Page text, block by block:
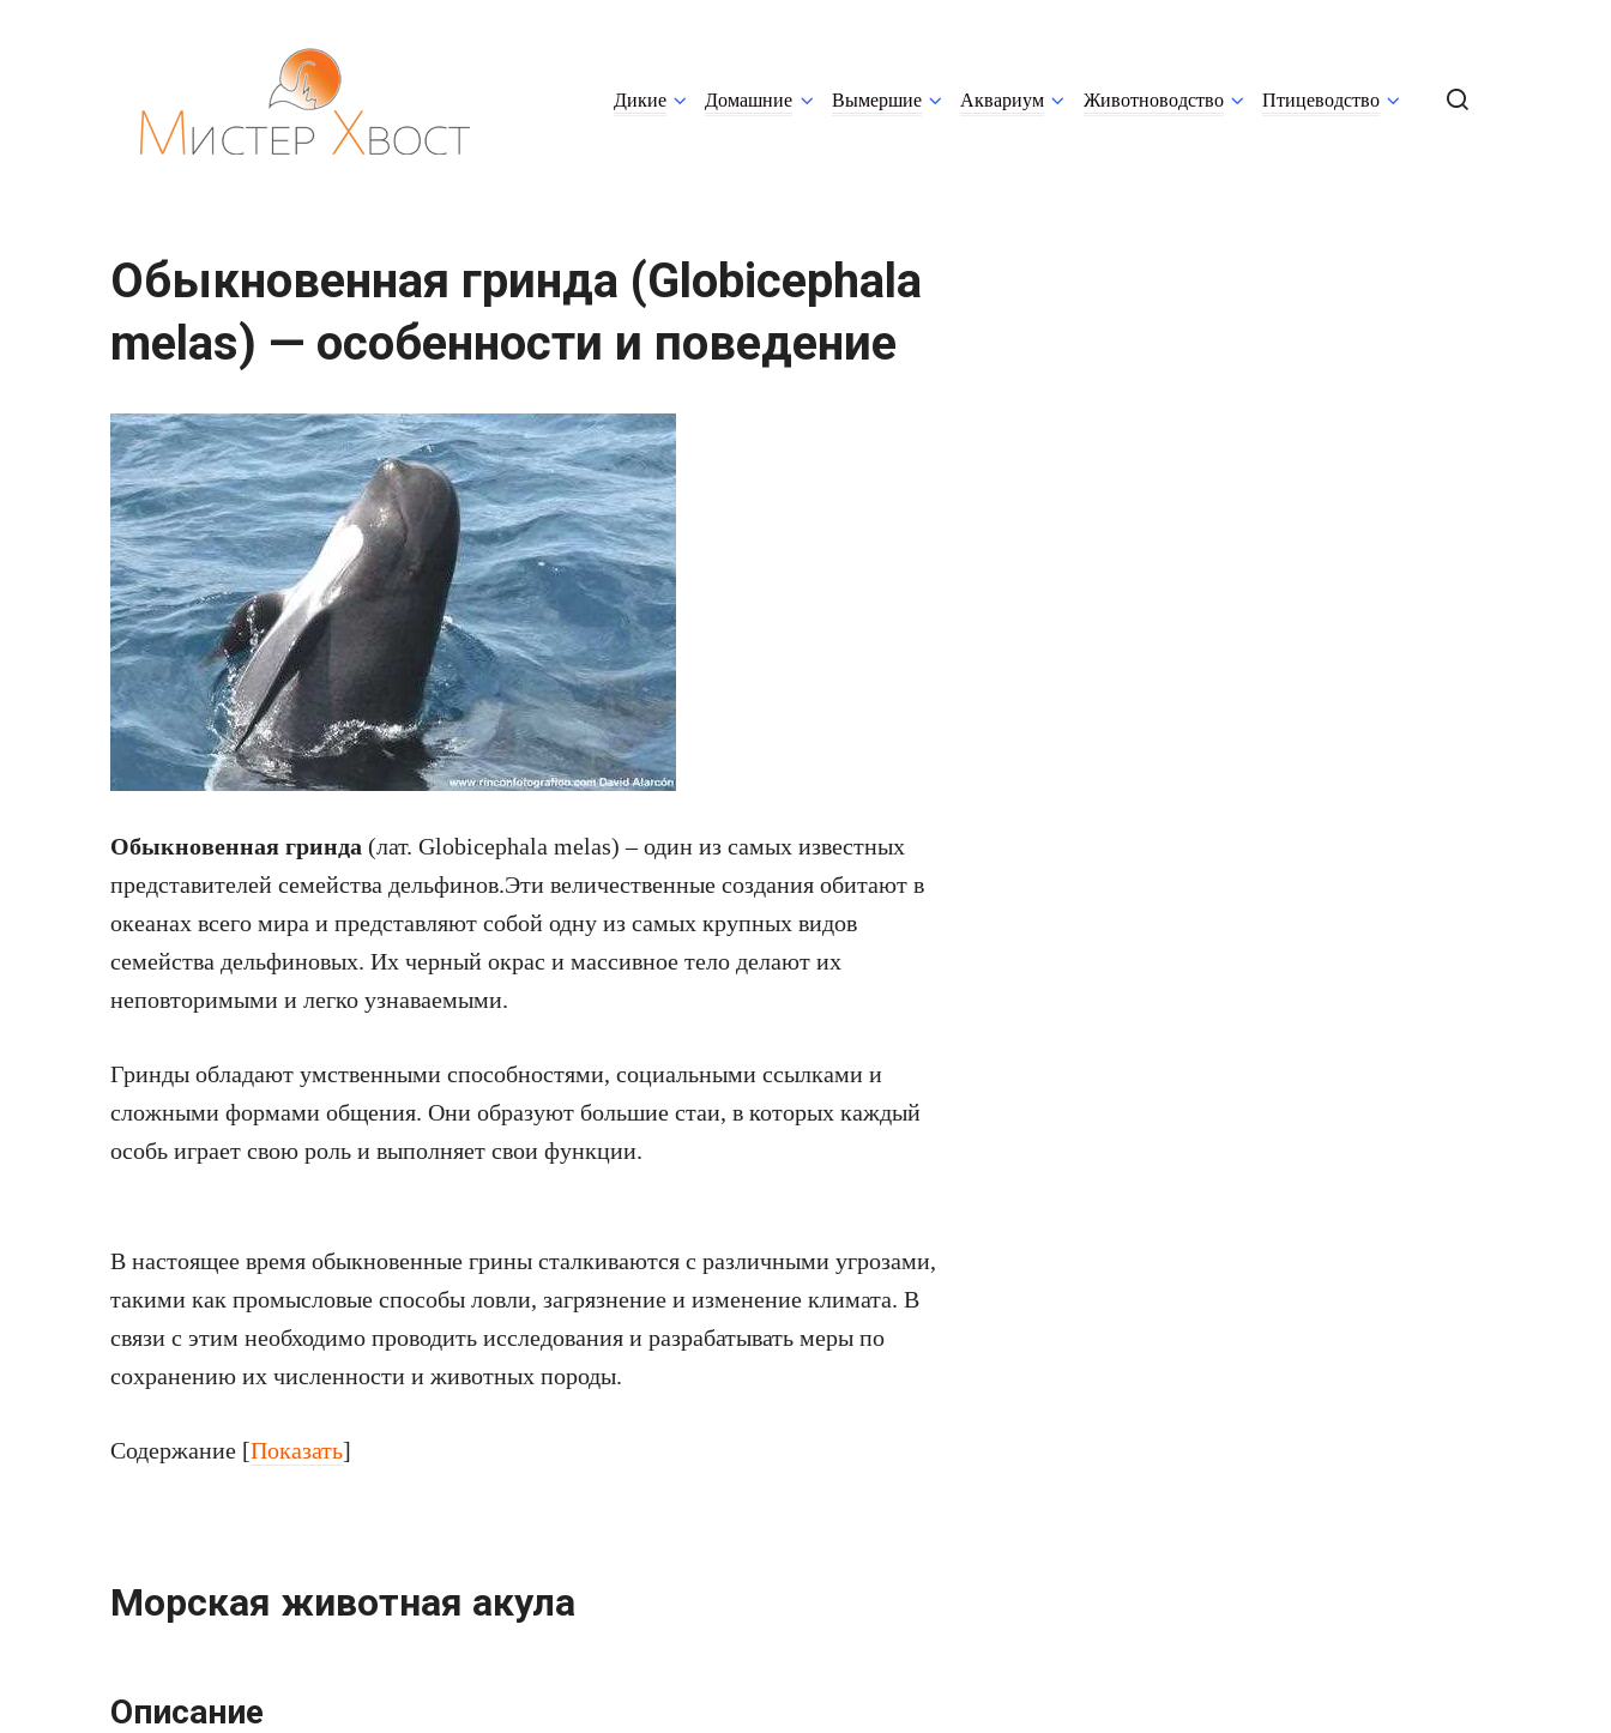
Дикие Домашние Вымершие Аквариум Животноводство Птицеводство
Обыкновенная гринда (Globicephala
melas) — особенности и поведение
Обыкновенная гринда (лат. Globicephala melas) – один из самых известных
представителей семейства дельфинов.Эти величественные создания обитают в
океанах всего мира и представляют собой одну из самых крупных видов
семейства дельфиновых. Их черный окрас и массивное тело делают их
неповторимыми и легко узнаваемыми.
Гринды обладают умственными способностями, социальными ссылками и
сложными формами общения. Они образуют большие стаи, в которых каждый
особь играет свою роль и выполняет свои функции.
В настоящее время обыкновенные грины сталкиваются с различными угрозами,
такими как промысловые способы ловли, загрязнение и изменение климата. В
связи с этим необходимо проводить исследования и разрабатывать меры по
сохранению их численности и животных породы.
Содержание [Показать]
Морская животная акула
Описание